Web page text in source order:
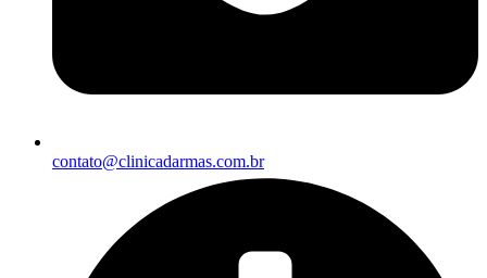
contato@clinicadarmas.com.br